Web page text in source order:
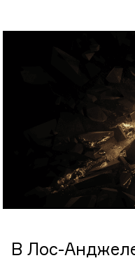
В Лос-